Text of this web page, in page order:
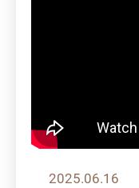
2025.06.16